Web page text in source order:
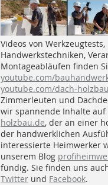
Videos von Werkzeugtests,
Handwerkstechniken,
Montageabläufen finden
youtube.com/
youtube.com/dach-holzbau
Zimmerleuten und
wir spannende Inhalte auf
holzbau.de, der an einer
der handwerklichen
interessierte Heimwerker
unserem Blog
fündig. Sie finden uns
Twitter und Facebook.